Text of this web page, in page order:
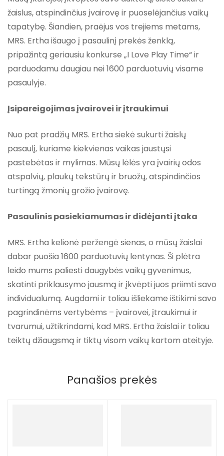
žaislus, atspindinčius įvairovę ir puoselėjančius vaikų
tapatybę. Šiandien, praėjus vos trejiems metams,
MRS. Ertha išaugo į pasaulinį prekės ženklą,
pripažintą geriausiu konkurse „I Love Play Time“ ir
parduodamu daugiau nei 1600 parduotuvių visame
pasaulyje.
Įsipareigojimas įvairovei ir įtraukimui
Nuo pat pradžių MRS. Ertha siekė sukurti žaislų
pasaulį, kuriame kiekvienas vaikas jaustųsi
pastebėtas ir mylimas. Mūsų lėlės yra įvairių odos
atspalvių, plaukų tekstūrų ir bruožų, atspindinčios
turtingą žmonių grožio įvairovę.
Pasaulinis pasiekiamumas ir didėjanti įtaka
MRS. Ertha kelionė peržengė sienas, o mūsų žaislai
dabar puošia 1600 parduotuvių lentynas. Ši plėtra
leido mums paliesti daugybės vaikų gyvenimus,
skatinti priklausymo jausmą ir įkvėpti juos priimti savo
individualumą. Augdami ir toliau išliekame ištikimi savo
pagrindinėms vertybėms – įvairovei, įtraukimui ir
tvarumui, užtikrindami, kad MRS. Ertha žaislai ir toliau
teiktų džiaugsmą ir tiktų visom vaikų kartom ateityje.
Panašios prekės